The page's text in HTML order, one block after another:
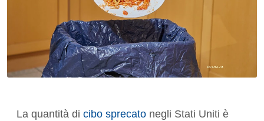
La quantità di cibo sprecato negli Stati Uniti è